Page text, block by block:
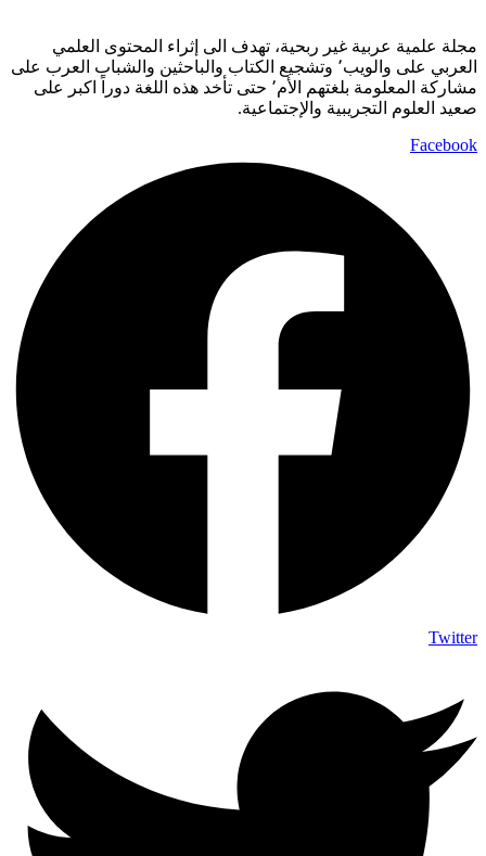
مجلة علمية عربية غير ربحية، تهدف الى إثراء المحتوى العلمي
العربي على والويب٬ وتشجيع الكتاب والباحثين والشباب العرب على
مشاركة المعلومة بلغتهم الأم٬ حتى تأخد هذه اللغة دوراً اكبر على
صعيد العلوم التجريبية والإجتماعية.
Facebook
Twitter